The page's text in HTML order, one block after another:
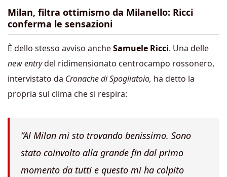
Milan, filtra ottimismo da Milanello: Ricci
conferma le sensazioni
È dello stesso avviso ancheSamuele Ricci. Una delle
new entrydel ridimensionato centrocampo rossonero,
intervistato da Cronache di Spogliatoio, ha detto la
propria sul clima che si respira:
“Al Milan mi sto trovando benissimo. Sono
stato coinvolto alla grande fin dal primo
momento da tutti e questo mi ha colpito